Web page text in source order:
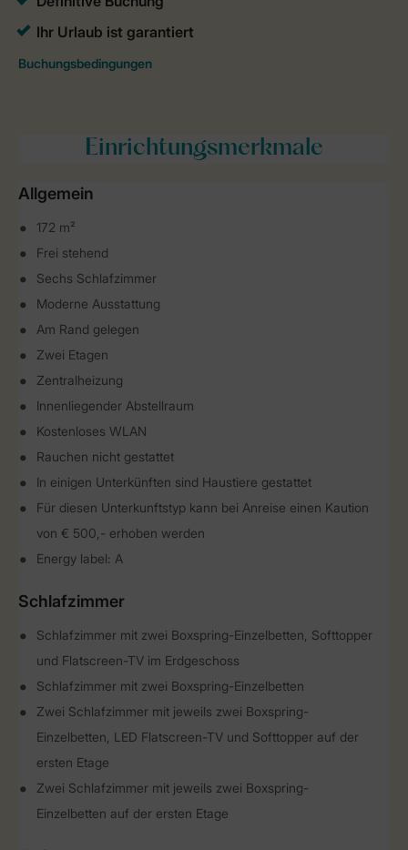
Einrichtungsmerkmale
Allgemein
172 m²
Frei stehend
Sechs Schlafzimmer
Moderne Ausstattung
Am Rand gelegen
Zwei Etagen
Zentralheizung
Innenliegender Abstellraum
Kostenloses WLAN
Rauchen nicht gestattet
In einigen Unterkünften sind Haustiere gestattet
Für diesen Unterkunftstyp kann bei Anreise einen Kaution
von € 500,- erhoben werden
Energy label: A
Schlafzimmer
Schlafzimmer mit zwei Boxspring-Einzelbetten, Softtopper
und Flatscreen-TV im Erdgeschoss
Schlafzimmer mit zwei Boxspring-Einzelbetten
Zwei Schlafzimmer mit jeweils zwei Boxspring-
Einzelbetten, LED Flatscreen-TV und Softtopper auf der
ersten Etage
Zwei Schlafzimmer mit jeweils zwei Boxspring-
Einzelbetten auf der ersten Etage